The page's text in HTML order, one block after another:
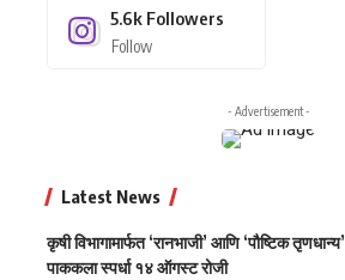
5.6k Followers
Follow
- Advertisement -
Latest News
कृषी विभागामार्फत ‘रानभाजी’ आणि ‘पौष्टिक तृणधान्य’
पाककला स्पर्धा १४ ऑगस्ट रोजी